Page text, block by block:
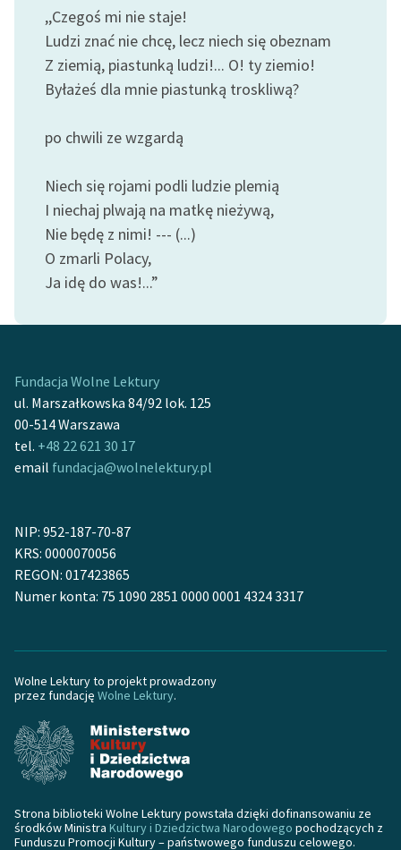
feministycznej
Ręce pełne poezji
Kolekcje edukacyjne
do domeny publicznej,
Starego Testamentu
Odkurzamy bohaterów
Szkoła Poezji Wolnych
Lektur
O projekcie
Zespół
Materiały promocyjne
Regulamin biblioteki
Dane fundacji i
sprawozdania finansowe
Regulamin darowizn
Informacja o treściach
Deklaracja dostępności
,,Czegoś mi nie staje!
Ludzi znać nie chcę, lecz niech się obeznam
Z ziemią, piastunką ludzi!... O! ty ziemio!
Byłażeś dla mnie piastunką troskliwą?
po chwili ze wzgardą
Niech się rojami podli ludzie plemią
I niechaj plwają na matkę nieżywą,
Nie będę z nimi! --- (...)
O zmarli Polacy,
Ja idę do was!...”
Fundacja Wolne Lektury
ul. Marszałkowska 84/92 lok. 125
00-514 Warszawa
tel. +48 22 621 30 17
email fundacja@wolnelektury.pl
NIP: 952-187-70-87
KRS: 0000070056
REGON: 017423865
Numer konta: 75 1090 2851 0000 0001 4324 3317
Wolne Lektury to projekt prowadzony
przez fundację Wolne Lektury.
Strona biblioteki Wolne Lektury powstała dzięki dofinansowaniu ze
środków Ministra Kultury i Dziedzictwa Narodowego pochodzących z
Funduszu Promocji Kultury – państwowego funduszu celowego.